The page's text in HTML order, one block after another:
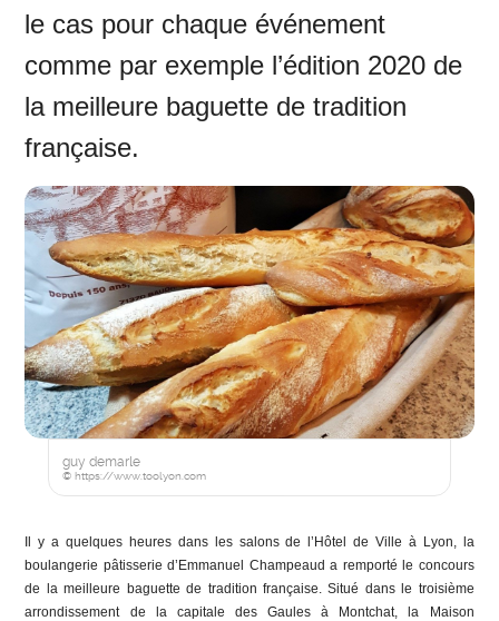
le cas pour chaque événement
comme par exemple l’édition 2020 de
la meilleure baguette de tradition
française.
guy demarle
© https://www.toolyon.com
Il y a quelques heures dans les salons de l’Hôtel de Ville à Lyon, la
boulangerie pâtisserie d’Emmanuel Champeaud a remporté le concours
de la meilleure baguette de tradition française. Situé dans le troisième
arrondissement de la capitale des Gaules à Montchat, la Maison